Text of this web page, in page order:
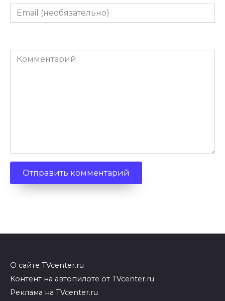
Email
(необязательно)
Комментарий
О сайте TVcenter.ru
Контент на автопилоте от TVcenter.ru
Реклама на TVcenter.ru